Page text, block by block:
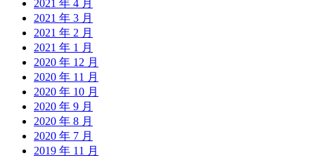
2021 年 4 月
2021 年 3 月
2021 年 2 月
2021 年 1 月
2020 年 12 月
2020 年 11 月
2020 年 10 月
2020 年 9 月
2020 年 8 月
2020 年 7 月
2019 年 11 月